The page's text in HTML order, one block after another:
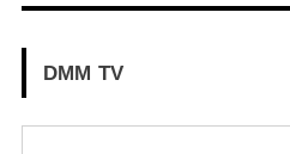
DMM TV